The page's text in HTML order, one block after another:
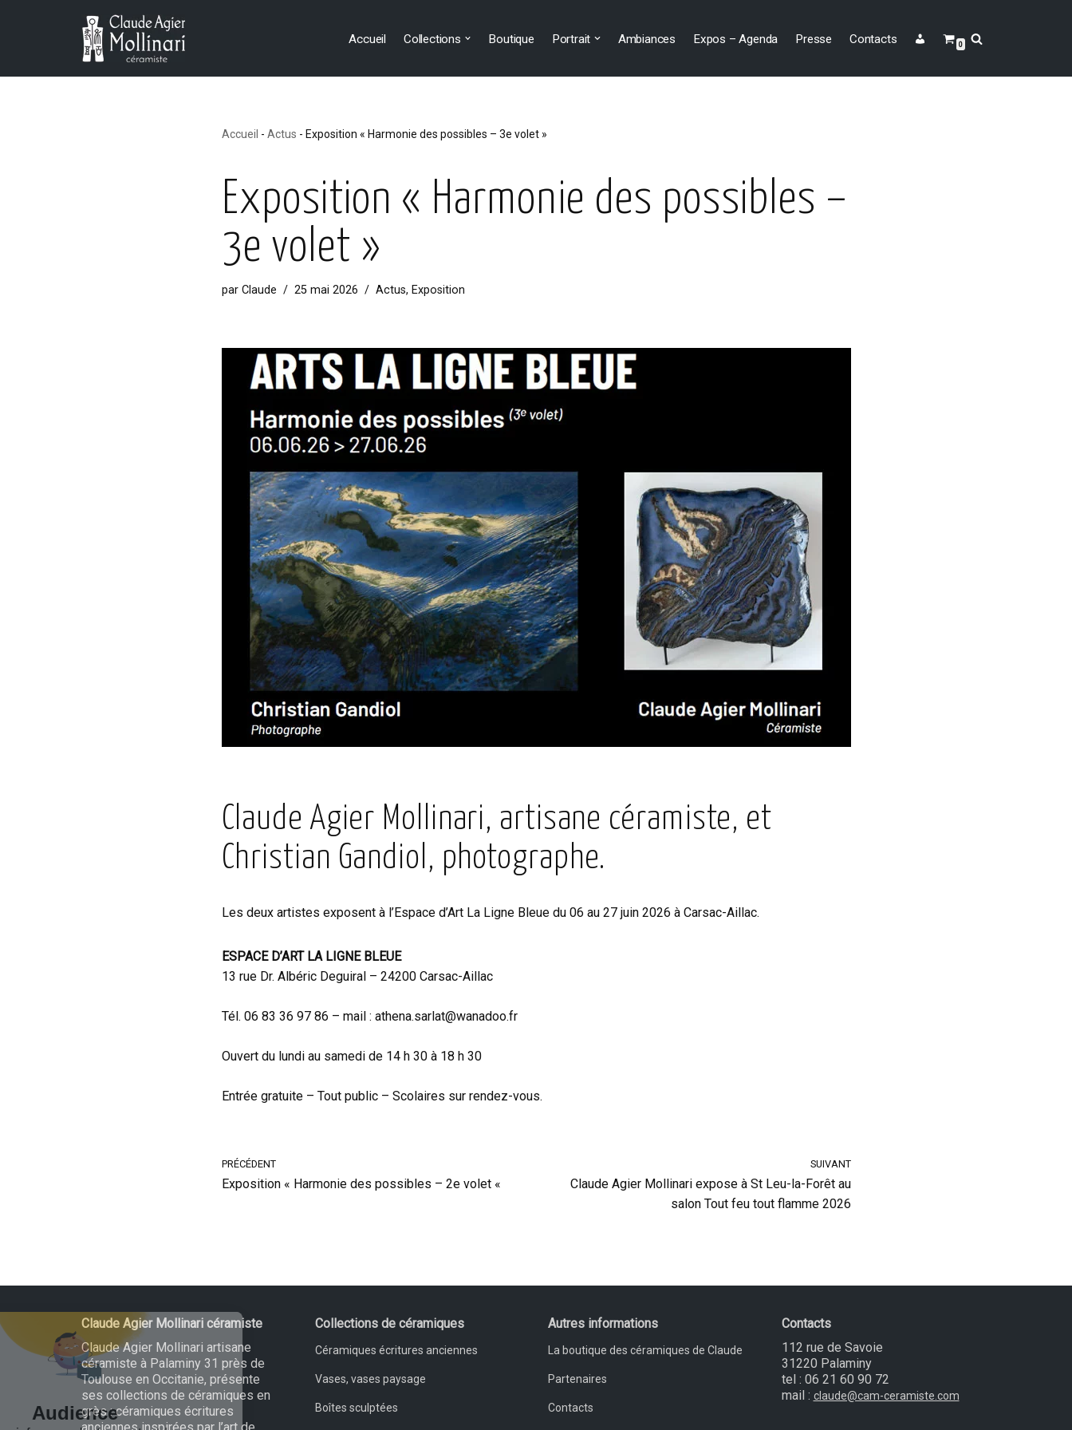
Accueil Collections Boutique Portrait Ambiances Expos – Agenda Presse Contacts 0
Accueil - Actus - Exposition « Harmonie des possibles – 3e volet »
Exposition « Harmonie des possibles –
3e volet »
par Claude 25 mai 2026 Actus, Exposition
Claude Agier Mollinari, artisane céramiste, et
Christian Gandiol, photographe.
Les deux artistes exposent à l’Espace d’Art La Ligne Bleue du 06 au 27 juin 2026 à Carsac-Aillac.
ESPACE D’ART LA LIGNE BLEUE
13 rue Dr. Albéric Deguiral – 24200 Carsac-Aillac
Tél. 06 83 36 97 86 – mail : athena.sarlat@wanadoo.fr
Ouvert du lundi au samedi de 14 h 30 à 18 h 30
Entrée gratuite – Tout public – Scolaires sur rendez-vous.
PRÉCÉDENT
Exposition « Harmonie des possibles – 2e volet «
SUIVANT
Claude Agier Mollinari expose à St Leu-la-Forêt au
salon Tout feu tout flamme 2026
Claude Agier Mollinari céramiste
Claude Agier Mollinari artisane
céramiste à Palaminy 31 près de
Toulouse en Occitanie, présente
ses collections de céramiques en
grès : céramiques écritures
Collections de céramiques
Céramiques écritures anciennes
Vases, vases paysage
Boîtes sculptées
Autres informations
La boutique des céramiques de Claude
Partenaires
Contacts
Contacts
112 rue de Savoie
31220 Palaminy
tel : 06 21 60 90 72
mail : claude@cam-ceramiste.com